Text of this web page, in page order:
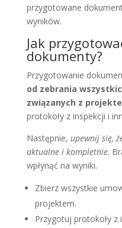
przygotowane
wyników.
Jak
dokumenty?
Przygotowanie
od zebrania
związanych z
protokoły z inspekcji i
Następnie, upewnij się,
aktualne i kompletnie.
wpłynąć na wyniki.
Zbierz wszystkie
projektem.
Przygotuj protokoły z